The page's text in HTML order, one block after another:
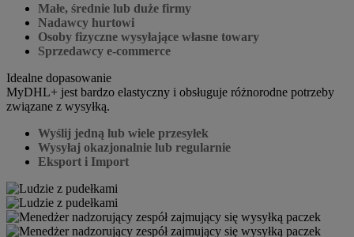
Małe, średnie lub duże firmy
Nadawcy hurtowi
Osoby fizyczne wysyłające własne towary
Sprzedawcy e-commerce
Idealne dopasowanie
MyDHL+ jest bardzo elastyczny i obsługuje różnorodne potrzeby
związane z wysyłką.
Wyślij jedną lub wiele przesyłek
Wysyłaj okazjonalnie lub regularnie
Eksport i Import